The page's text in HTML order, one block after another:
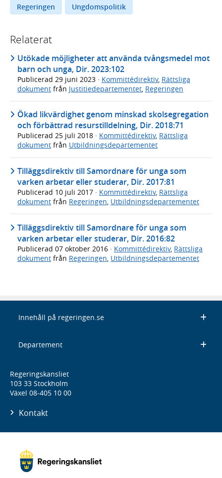
Regeringen
Ungdomspolitik
Relaterat
Utökade möjligheter att använda tvångsmedel mot
barn och unga, Dir. 2023:102
Publicerad 29 juni 2023 · Kommittédirektiv, Rättsliga
dokument från Justitiedepartementet Regeringen
Ökad likvärdighet genom minskad skolsegregation
och förbättrad resurstilldelning, Dir. 2018:71
Publicerad 25 juli 2018 · Kommittédirektiv, Rättsliga
dokument från Utbildningsdepartementet
Tilläggsdirektiv till Samordnare för unga som
varken arbetar eller studerar, Dir. 2017:81
Publicerad 10 juli 2017 · Kommittédirektiv, Rättsliga
dokument från Regeringen, Utbildningsdepartementet
Tilläggsdirektiv till Samordnare för unga som
varken arbetar eller studerar, Dir. 2016:82
Publicerad 07 oktober 2016 · Kommittédirektiv, Rättsliga
dokument från Regeringen Utbildningsdepartementet
Innehåll på regeringen.se
Departement
Regeringskansliet
103 33 Stockholm
Växel 08-405 10 00
Kontakt